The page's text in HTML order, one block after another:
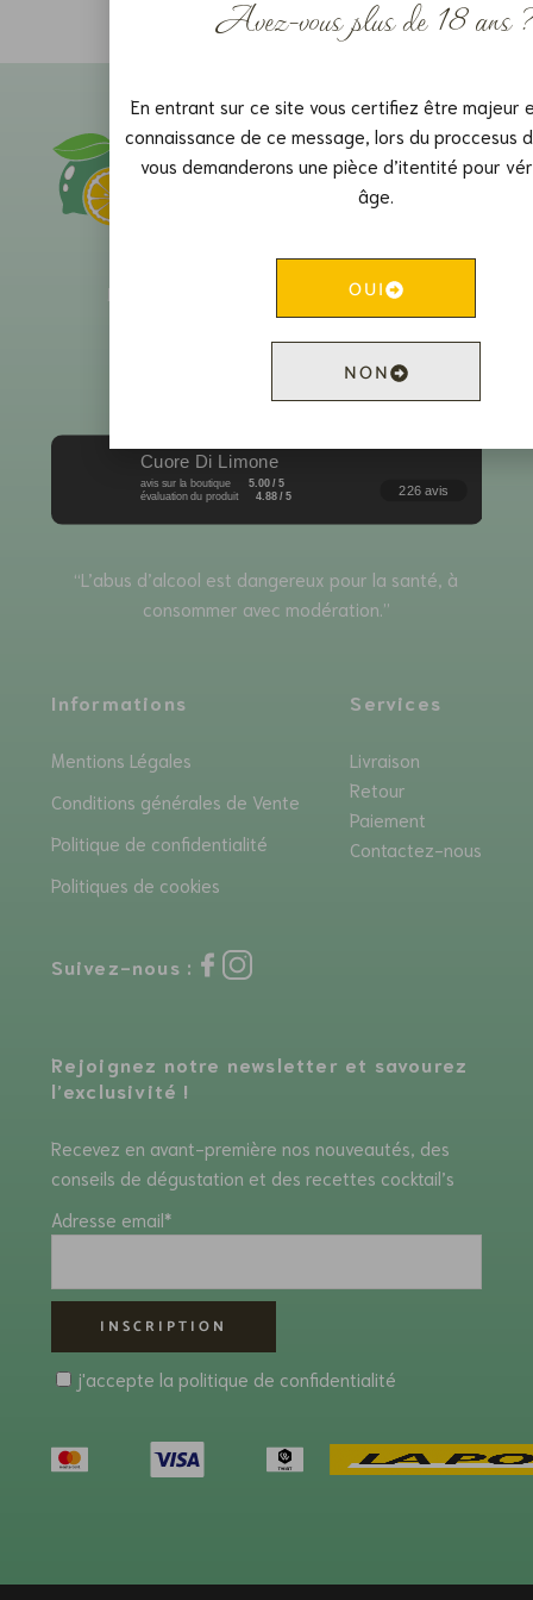
Liquoristerie Cuore Di Limone
Le Crêt-du-Locle 18
2322 Le Crêt-du-Locle
Cuore Di Limone
avis sur la boutique 5.00 / 5
évaluation du produit 4.88 / 5 226 avis
“L’abus d’alcool est dangereux pour la santé, à
consommer avec modération.”
Informations
Mentions Légales
Conditions générales de Vente
Politique de confidentialité
Politiques de cookies
Suivez-nous :
Services
Livraison
Retour
Paiement
Contactez-nous
Rejoignez notre newsletter et savourez
l’exclusivité !
Recevez en avant-première nos nouveautés, des
conseils de dégustation et des recettes cocktail’s
Adresse email*
j'accepte la politique de confidentialité
Avez-vous plus de 18 ans
En entrant sur ce site vous certifiez être majeur
connaissance de ce message, lors du proccesus
vous demanderons une pièce d’itentité pour
âge.
OUI
NON